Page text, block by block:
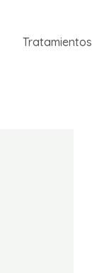
Tratamientos